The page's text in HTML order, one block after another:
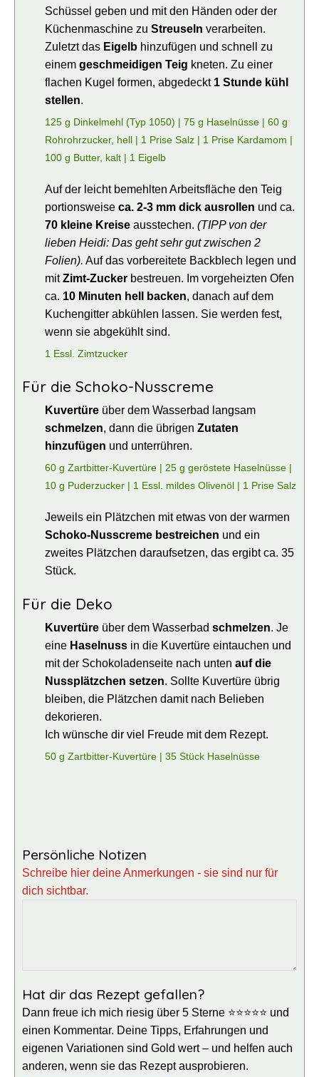
Schüssel geben und mit den Händen oder der
Küchenmaschine zu Streuseln verarbeiten.
Zuletzt das Eigelb hinzufügen und schnell zu
einem geschmeidigen Teig kneten. Zu einer
flachen Kugel formen, abgedeckt 1 Stunde kühl
stellen.
125 g Dinkelmehl (Typ 1050) | 75 g Haselnüsse | 60 g
Rohrohrzucker, hell | 1 Prise Salz | 1 Prise Kardamom |
100 g Butter, kalt | 1 Eigelb
Auf der leicht bemehlten Arbeitsfläche den Teig
portionsweise ca. 2-3 mm dick ausrollen und ca.
70 kleine Kreise ausstechen. (TIPP von der
lieben Heidi: Das geht sehr gut zwischen 2
Folien). Auf das vorbereitete Backblech legen und
mitZimt-Zucker bestreuen. Im vorgeheizten Ofen
ca. 10 Minuten hell backen, danach auf dem
Kuchengitter abkühlen lassen. Sie werden fest,
wenn sie abgekühlt sind.
1 Essl. Zimtzucker
Für die Schoko-Nusscreme
Kuvertüre über dem Wasserbad langsam
schmelzen, dann die übrigen Zutaten
hinzufügen und unterrühren.
60 g Zartbitter-Kuvertüre | 25 g geröstete Haselnüsse |
10 g Puderzucker | 1 Essl. mildes Olivenöl | 1 Prise Salz
Jeweils ein Plätzchen mit etwas von der warmen
Schoko-Nusscreme bestreichen und ein
zweites Plätzchen daraufsetzen, das ergibt ca. 35
Stück.
Für die Deko
Kuvertüre über dem Wasserbad schmelzen. Je
eine Haselnuss in die Kuvertüre eintauchen und
mit der Schokoladenseite nach unten auf die
Nussplätzchen setzen. Sollte Kuvertüre übrig
bleiben, die Plätzchen damit nach Belieben
dekorieren.
Ich wünsche dir viel Freude mit dem Rezept.
50 g Zartbitter-Kuvertüre | 35 Stück Haselnüsse
Persönliche Notizen
Schreibe hier deine Anmerkungen - sie sind nur für
dich sichtbar.
Hat dir das Rezept gefallen?
Dann freue ich mich riesig über 5 Sterne ⭐⭐⭐⭐⭐ und
einen Kommentar. Deine Tipps, Erfahrungen und
eigenen Variationen sind Gold wert – und helfen auch
anderen, wenn sie das Rezept ausprobieren.